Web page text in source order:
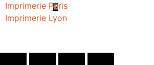
Imprimerie Paris
Imprimerie Lyon